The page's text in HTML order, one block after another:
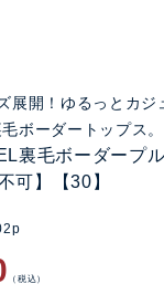
展開！ゆるっとカジ
ボーダートップス。
裏毛ボーダープ
可】【30】
税込